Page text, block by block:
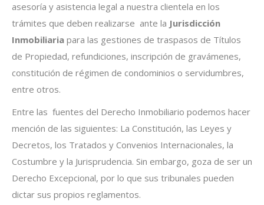
asesoría y asistencia legal a nuestra clientela en los
trámites que deben realizarse ante la Jurisdicción
Inmobiliaria para las gestiones de traspasos de Títulos
de Propiedad, refundiciones, inscripción de gravámenes,
constitución de régimen de condominios o servidumbres,
entre otros.
Entre las fuentes del Derecho Inmobiliario podemos hacer
mención de las siguientes: La Constitución, las Leyes y
Decretos, los Tratados y Convenios Internacionales, la
Costumbre y la Jurisprudencia. Sin embargo, goza de ser un
Derecho Excepcional, por lo que sus tribunales pueden
dictar sus propios reglamentos.